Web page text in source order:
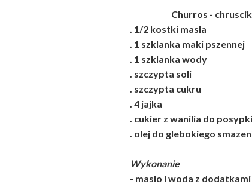
Churros - chrusciki
. 1/2 kostki masla
. 1 szklanka maki pszennej
. 1 szklanka wody
. szczypta soli
. szczypta cukru
. 4 jajka
. cukier z wanilia do posypki
. olej do glebokiego
Wykonanie
- maslo i woda z